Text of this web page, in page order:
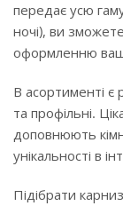
передає усю
ночі), ви
оформленню
В асортименті є
та профільні.
доповнюють
унікальності в
Підібрати